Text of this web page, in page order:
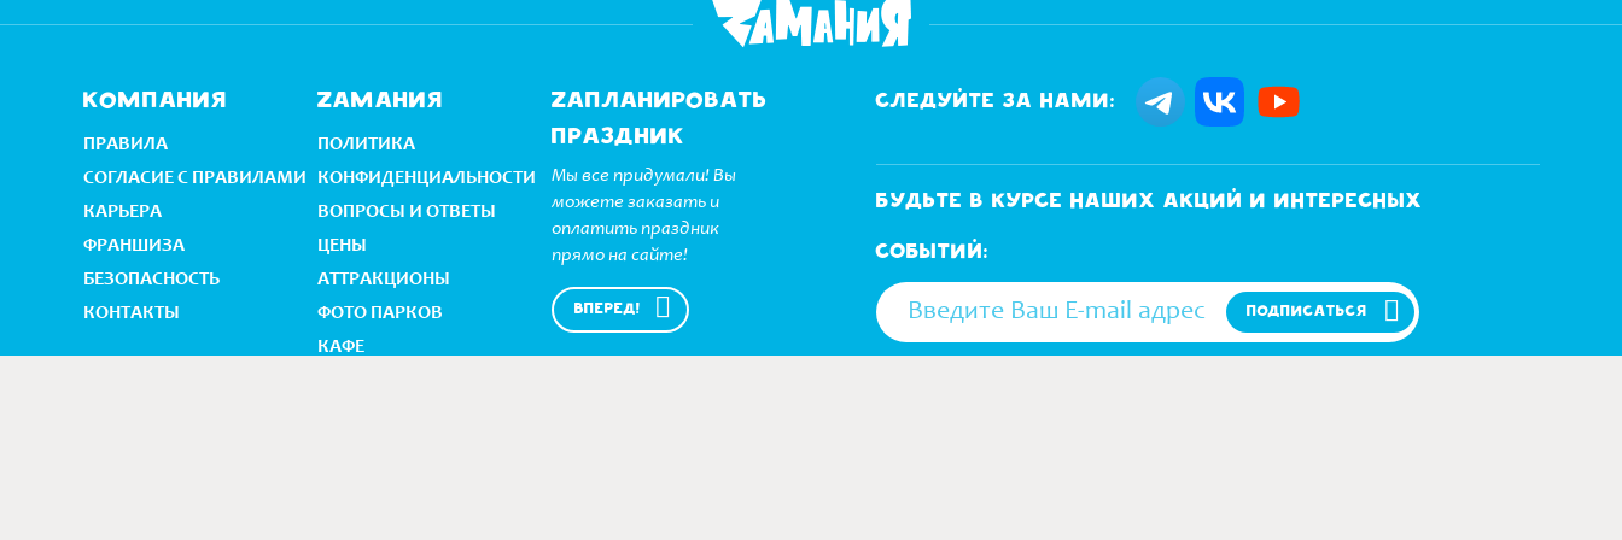
Компания
ПРАВИЛА
СОГЛАСИЕ С ПРАВИЛАМИ
КАРЬЕРА
ФРАНШИЗА
БЕЗОПАСНОСТЬ
КОНТАКТЫ
Zамания
ПОЛИТИКА
КОНФИДЕНЦИАЛЬНОСТИ
ВОПРОСЫ И ОТВЕТЫ
ЦEНЫ
АТТРАКЦИОНЫ
ФОТО ПАРКОВ
КАФЕ
Zапланировать
праздник
Мы все придумали! Вы
можете заказать и
оплатить праздник
прямо на сайте!
ВПЕРЕД!
Следуйте за нами:
Будьте в курсе наших акций и интересных
событий:
ПОДПИСАТЬСЯ